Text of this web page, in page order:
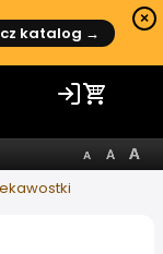
katalog →
×